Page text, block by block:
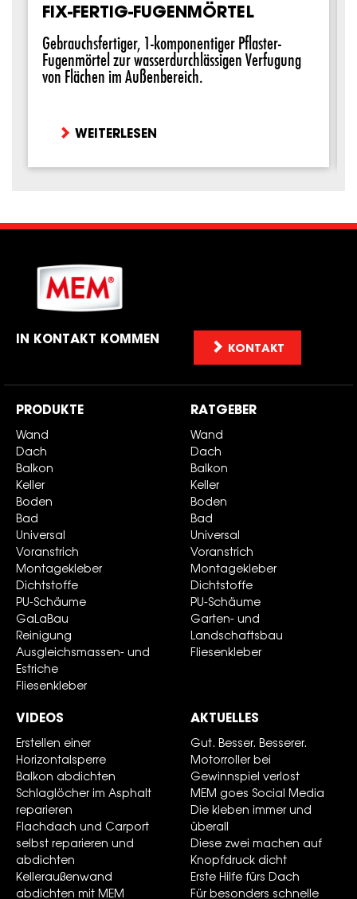
FIX-FERTIG-FUGENMÖRTEL
Gebrauchsfertiger, 1-komponentiger Pflaster-
Fugenmörtel zur wasserdurchlässigen Verfugung
von Flächen im Außenbereich.
WEITERLESEN
KONTAKT
IN KONTAKT KOMMEN
PRODUKTE
Wand
Dach
Balkon
Keller
Boden
Bad
Universal
Voranstrich
Montagekleber
Dichtstoffe
PU-Schäume
GaLaBau
Reinigung
Ausgleichsmassen- und
Estriche
Fliesenkleber
RATGEBER
Wand
Dach
Balkon
Keller
Boden
Bad
Universal
Voranstrich
Montagekleber
Dichtstoffe
PU-Schäume
Garten- und
Landschaftsbau
Fliesenkleber
VIDEOS
Erstellen einer
Horizontalsperre
Balkon abdichten
Schlaglöcher im Asphalt
reparieren
Flachdach und Carport
selbst reparieren und
abdichten
Kelleraußenwand
abdichten mit MEM
AKTUELLES
Gut. Besser. Besserer.
Motorroller bei
Gewinnspiel verlost
MEM goes Social Media
Die kleben immer und
überall
Diese zwei machen auf
Knopfdruck dicht
Erste Hilfe fürs Dach
Für besonders schnelle